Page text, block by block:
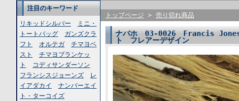
注目のキーワード
リキッドシルバー
ミニ・
トートバッグ
ガンズクラ
フト
オルテガ
チマヨベ
スト
チマヨブランケッ
ト
コディサンダーソン
フランシスジョーンズ
レ
イアダカイ
ナンバーエイ
ト・ターコイズ
トップページ > 売り切れ商品
ナバホ 03-0026 Francis Jones
ト フレアーデザイン